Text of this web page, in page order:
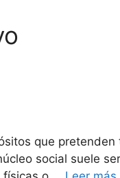
que
social suele